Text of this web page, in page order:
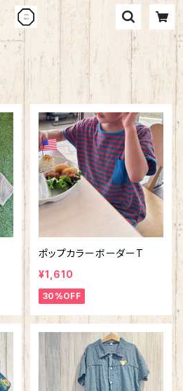
ポップカラーボーダーT
¥1,610
30%OFF